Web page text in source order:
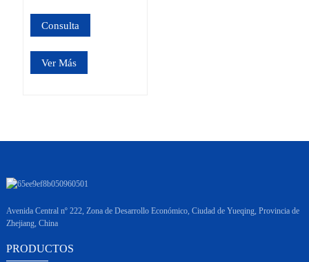
Consulta
Ver Más
Avenida Central nº 222, Zona de Desarrollo Económico, Ciudad de Yueqing, Provincia de
Zhejiang, China
PRODUCTOS